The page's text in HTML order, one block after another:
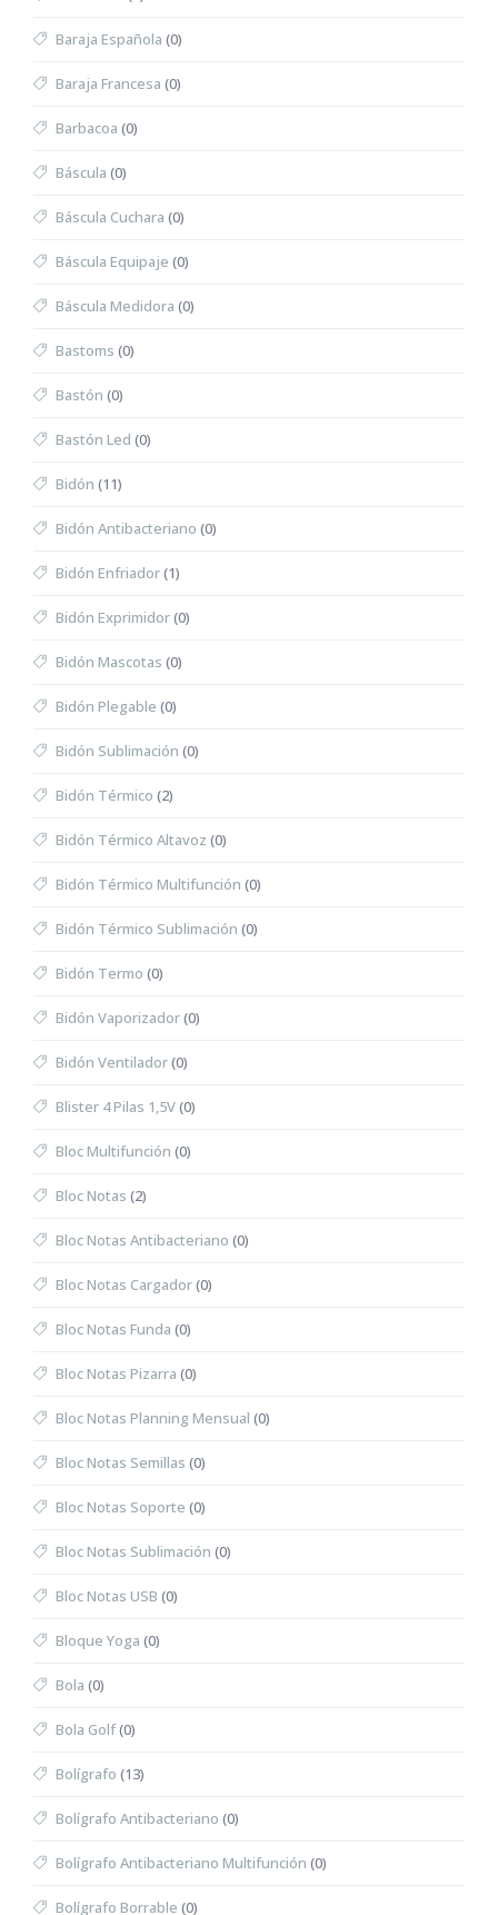
Baraja Española (0)
Baraja Francesa (0)
Barbacoa (0)
Báscula (0)
Báscula Cuchara (0)
Báscula Equipaje (0)
Báscula Medidora (0)
Bastoms (0)
Bastón (0)
Bastón Led (0)
Bidón (11)
Bidón Antibacteriano (0)
Bidón Enfriador(1)
Bidón Exprimidor(0)
Bidón Mascotas (0)
Bidón Plegable (0)
Bidón Sublimación (0)
Bidón Térmico (2)
Bidón Térmico Altavoz (0)
Bidón Térmico Multifunción (0)
Bidón Térmico Sublimación (0)
Bidón Termo (0)
Bidón Vaporizador(0)
Bidón Ventilador(0)
Blister 4 Pilas 1,5V(0)
Bloc Multifunción (0)
Bloc Notas (2)
Bloc Notas Antibacteriano (0)
Bloc Notas Cargador(0)
Bloc Notas Funda (0)
Bloc Notas Pizarra (0)
Bloc Notas Planning Mensual (0)
Bloc Notas Semillas (0)
Bloc Notas Soporte (0)
Bloc Notas Sublimación (0)
Bloc Notas USB (0)
Bloque Yoga (0)
Bola (0)
Bola Golf(0)
Bolígrafo (13)
Bolígrafo Antibacteriano (0)
Bolígrafo Antibacteriano Multifunción (0)
Bolígrafo Borrable (0)